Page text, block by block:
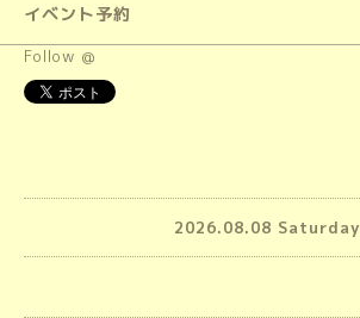
イベント予約
Follow @
2026.08.08 Saturday